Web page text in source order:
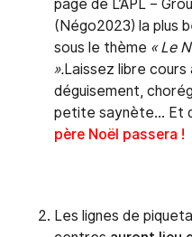
page de L’APL –
(Négo2023) la plus
sous le thème « Le
».Laissez libre cours
déguisement,
petite saynète… Et
père Noël passera !
Les lignes de